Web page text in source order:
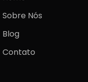
Sobre Nós
Blog
Contato